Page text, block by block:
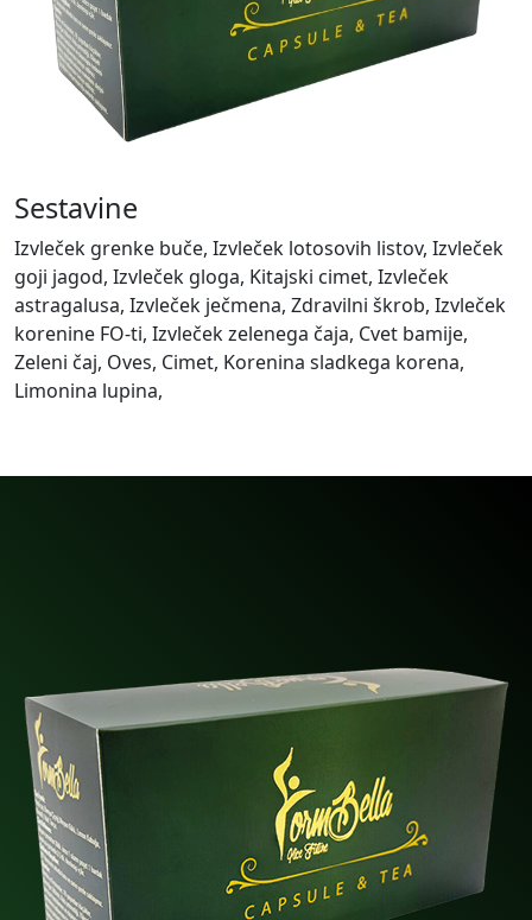
Sestavine
Izvleček grenke buče, Izvleček lotosovih listov, Izvleček
goji jagod, Izvleček gloga, Kitajski cimet, Izvleček
astragalusa, Izvleček ječmena, Zdravilni škrob, Izvleček
korenine FO-ti, Izvleček zelenega čaja, Cvet bamije,
Zeleni čaj, Oves, Cimet, Korenina sladkega korena,
Limonina lupina,